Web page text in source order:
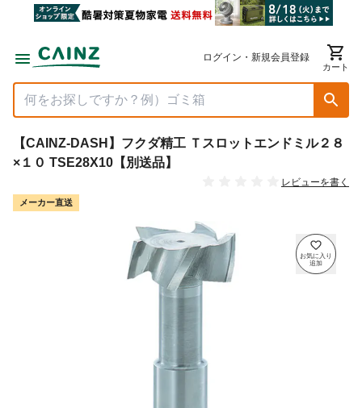
ログイン・新規会員登録
カート
【CAINZ-DASH】フクダ精工 Ｔスロットエンドミル２８
×１０ TSE28X10【別送品】
レビューを書く
メーカー直送